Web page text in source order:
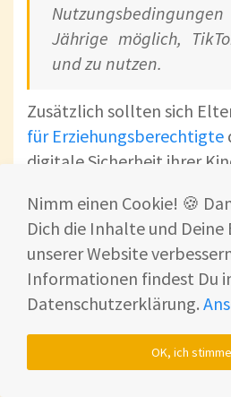
Jährige möglich,
und zu nutzen.
Zusätzlich sollten sich
für Erziehungsberechtigte
digitale Sicherheit ihrer
Smart
Fox
Beste
Nimm einen Cookie! 🍪
Dich die Inhalte und
unserer Website
Informationen findest Du
Datenschutzerklärung.
OK, ich